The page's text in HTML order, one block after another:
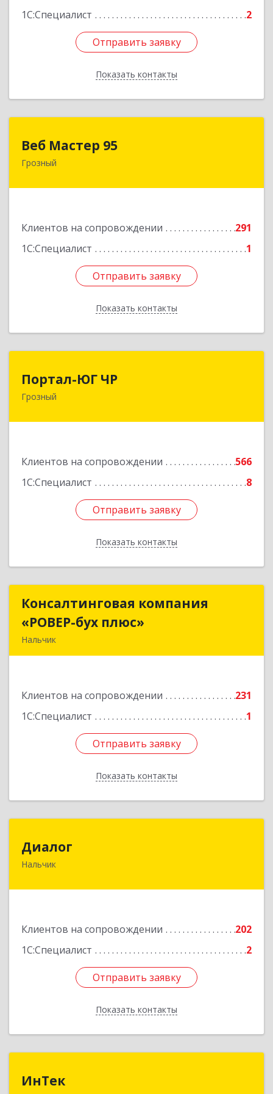
1С:Специалист
2
Отправить заявку
Показать контакты
Отправить заявку
Назад
Веб Мастер 95
Грозный
Клиентов на сопровождении
291
1С:Специалист
1
Отправить заявку
Показать контакты
Подробнее
Отправить заявку
Назад
Портал-ЮГ ЧР
Грозный
Клиентов на сопровождении
566
1С:Специалист
8
Отправить заявку
Показать контакты
364906, Чеченская Респ, Грозный г, Путина пр-
Отправить заявку
Назад
Консалтинговая компания
«РОВЕР-бух плюс»
Нальчик
Клиентов на сопровождении
231
1С:Специалист
1
Отправить заявку
Показать контакты
Консалтинговая компания
«РОВЕР-бух плюс»
Подробнее
Отправить заявку
Назад
Диалог
Нальчик
Клиентов на сопровождении
202
1С:Специалист
2
Отправить заявку
Показать контакты
360016, Кабардино-Балкарская Респ, Нальчик г,
Отправить заявку
Назад
ИнТек